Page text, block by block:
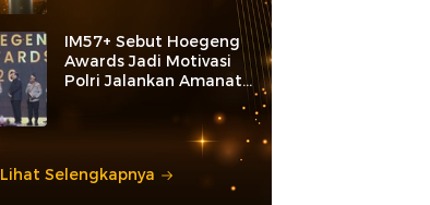
IM57+ Sebut Hoegeng
Awards Jadi Motivasi
Polri Jalankan Amanat
Lihat Selengkapnya